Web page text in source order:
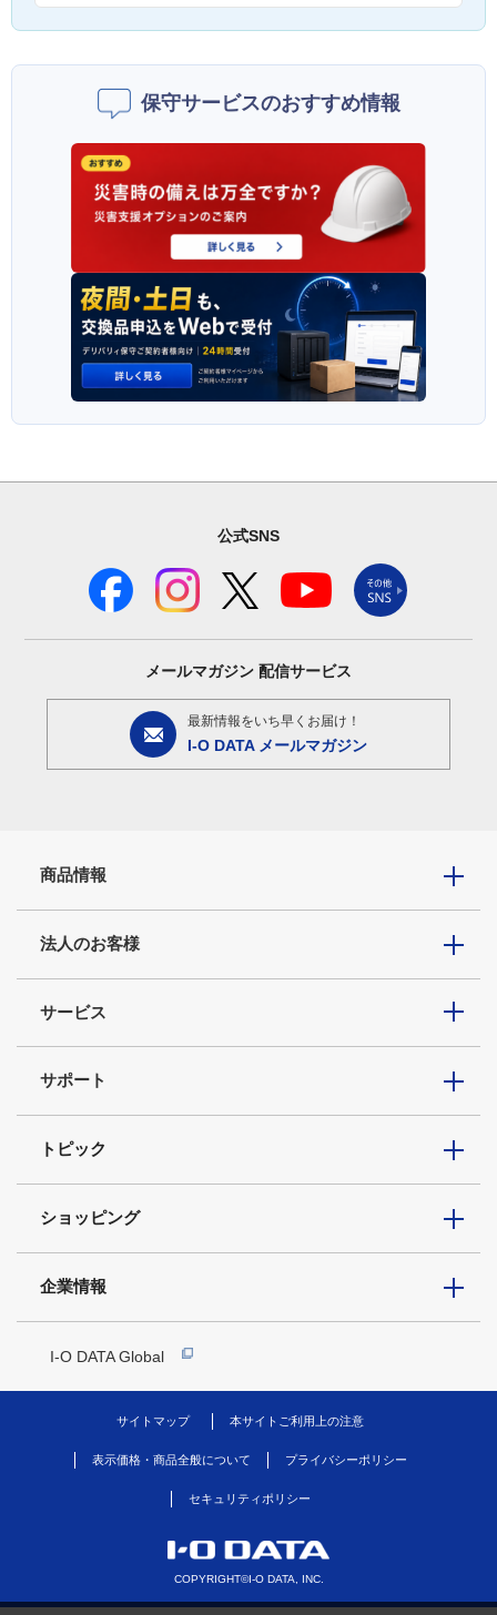
保守サービスのおすすめ情報
公式SNS
メールマガジン 配信サービス
最新情報をいち早くお届け！
I-O DATA メールマガジン
商品情報
法人のお客様
サービス
サポート
トピック
ショッピング
企業情報
I-O DATA Global
サイトマップ 本サイトご利用上の注意
表示価格・商品全般について プライバシーポリシー
セキュリティポリシー
COPYRIGHT©I-O DATA, INC.